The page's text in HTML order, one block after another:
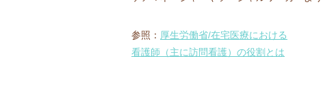
参照： 厚生労働省/在宅医療における
看護師（主に訪問看護）の役割とは